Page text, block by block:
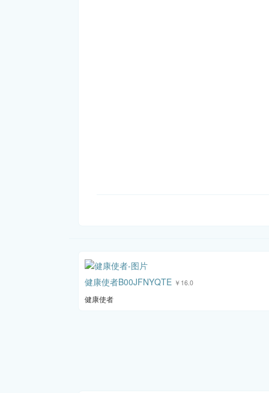
健康使者B00JFNYQTE ￥16.0
健康使者